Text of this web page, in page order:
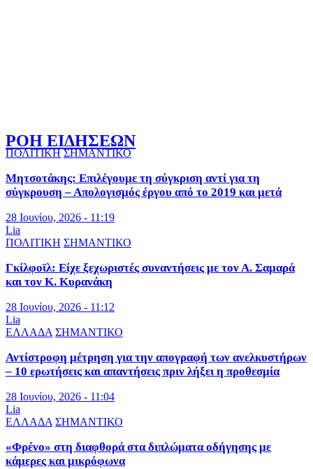
ΡΟΗ ΕΙΔΗΣΕΩΝ
ΠΟΛΙΤΙΚΗ ΣΗΜΑΝΤΙΚΟ
Μητσοτάκης: Επιλέγουμε τη σύγκριση αντί για τη
σύγκρουση – Απολογισμός έργου από το 2019 και μετά
28 Ιουνίου, 2026 - 11:19
Lia
ΠΟΛΙΤΙΚΗ ΣΗΜΑΝΤΙΚΟ
Γκίλφοϊλ: Είχε ξεχωριστές συναντήσεις με τον Α. Σαμαρά
και τον Κ. Κυρανάκη
28 Ιουνίου, 2026 - 11:12
Lia
ΕΛΛΑΔΑ ΣΗΜΑΝΤΙΚΟ
Αντίστροφη μέτρηση για την απογραφή των ανελκυστήρων
– 10 ερωτήσεις και απαντήσεις πριν λήξει η προθεσμία
28 Ιουνίου, 2026 - 11:04
Lia
ΕΛΛΑΔΑ ΣΗΜΑΝΤΙΚΟ
«Φρένο» στη διαφθορά στα διπλώματα οδήγησης με
κάμερες και μικρόφωνα